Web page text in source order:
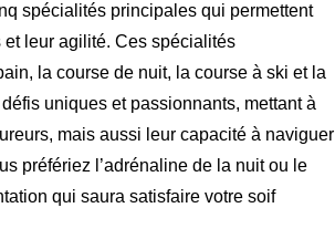
spécialités principales qui permettent
leur agilité. Ces spécialités
la course de nuit, la course à ski et la
uniques et passionnants, mettant à
mais aussi leur capacité à naviguer
préfériez l’adrénaline de la nuit ou le
qui saura satisfaire votre soif